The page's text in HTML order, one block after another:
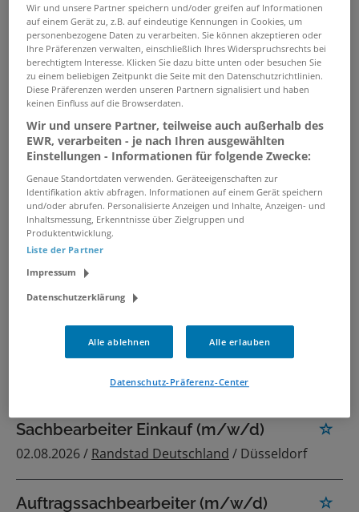
Sachbearbeiter*in
Energiemanagement
01.08.2026 /GMW Gebäudemanagement der
Stadt Wuppertal/ Wuppertal
Sachbearbeiter
Mitgliederverwaltung (m/w/d)
04.08.2026 /Versorgungswerk der
Architektenkammer NRW/ Düsseldorf
Technische/r Sachbearbeiter:in
(m/w/d)
31.07.2026 /
Sachbearbeiter*in (m/w/d)
29.07.2026 /Universitätsklinikum Düsseldorf/
Sachbearbeiter Einkauf (m/w/d)
02.08.2026 / Randstad Deutschland / Düsseldorf
Auftragssachbearbeiter (m/w/d)
Wir und unsere Partner speichern und/oder greifen auf Informationen
auf einem Gerät zu, z.B. auf eindeutige Kennungen in Cookies, um
personenbezogene Daten zu verarbeiten. Sie können akzeptieren oder
Ihre Präferenzen verwalten, einschließlich Ihres Widerspruchsrechts bei
berechtigtem Interesse. Klicken Sie dazu bitte unten oder besuchen Sie
zu einem beliebigen Zeitpunkt die Seite mit den Datenschutzrichtlinien.
Diese Präferenzen werden unseren Partnern signalisiert und haben
keinen Einfluss auf die Browserdaten.
Wir und unsere Partner, teilweise auch außerhalb des
EWR, verarbeiten - je nach Ihren ausgewählten
Einstellungen - Informationen für folgende Zwecke:
Genaue Standortdaten verwenden. Geräteeigenschaften zur
Identifikation aktiv abfragen. Informationen auf einem Gerät speichern
und/oder abrufen. Personalisierte Anzeigen und Inhalte, Anzeigen- und
Inhaltsmessung, Erkenntnisse über Zielgruppen und
Produktentwicklung.
Liste der Partner
Impressum
Datenschutzerklärung
Alle ablehnen Alle erlauben
Datenschutz-Präferenz-Center